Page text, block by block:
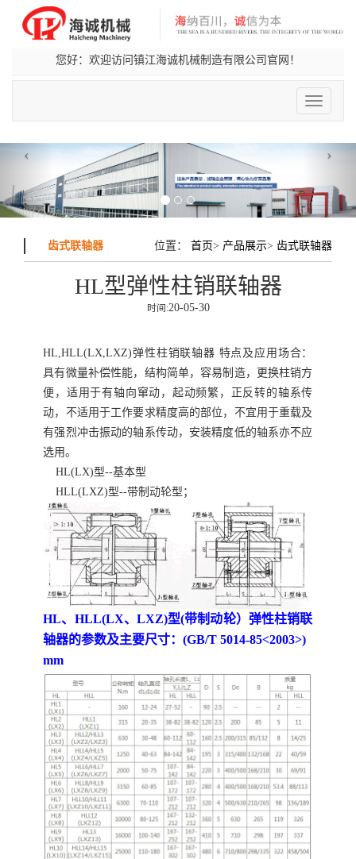
您好：欢迎访问镇江海诚机械制造有限公司官网！
切
换
‹ ›
齿式联轴器 位置： 首页> 产品展示> 齿式联轴器
HL型弹性柱销联轴器
时间:20-05-30
HL,HLL(LX,LXZ)弹性柱销联轴器 特点及应用场合：
具有微量补偿性能，结构简单，容易制造，更换柱销方
便，适用于有轴向窜动，起动频繁，正反转的轴系传
动，不适用于工作要求精度高的部位，不宜用于重载及
有强烈冲击振动的轴系传动，安装精度低的轴系亦不应
选用。
HL(LX)型--基本型
HLL(LXZ)型--带制动轮型；
HL、HLL(LX、LXZ)型(带制动轮）弹性柱销联
轴器的参数及主要尺寸：(GB/T 5014-85<2003>)
mm